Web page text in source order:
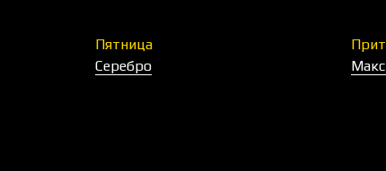
Пятница
Серебро